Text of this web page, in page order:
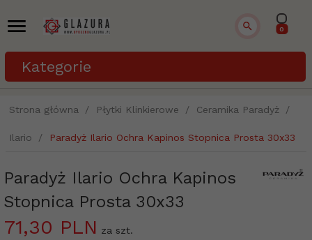
Kategorie
0
Strona główna Płytki Klinkierowe Ceramika Paradyż
Ilario Paradyż Ilario Ochra Kapinos Stopnica Prosta 30x33
Paradyż Ilario Ochra Kapinos
Stopnica Prosta 30x33
71,30 PLN za szt.